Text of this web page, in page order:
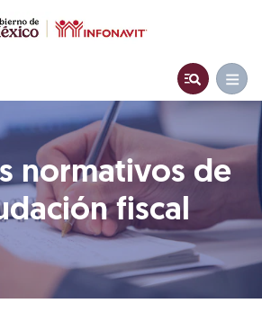
normativos de
fiscal